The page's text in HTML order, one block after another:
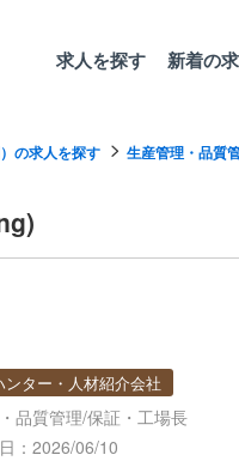
求人を探す 新着の
の求人を探す 生産管理・品質
ンター・人材紹介会社
品質管理/保証・工場長
：2026/06/10